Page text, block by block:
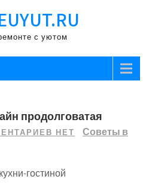
с уютом
продолговатая
НЕТ
Советы в
гостиной